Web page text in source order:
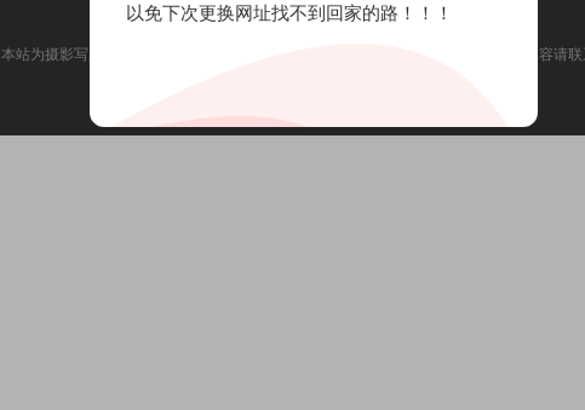
本站为摄影写真图片网站，内容来自网络收集整理，仅作个人学习使用。如有违法内容请
以免下次更换网址找不到回家的路！！！